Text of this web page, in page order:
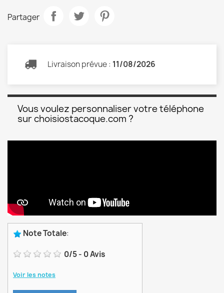
Partager
Livraison prévue : 11/08/2026
Vous voulez personnaliser votre téléphone
sur choisiostacoque.com ?
Note Totale:
0/5- 0Avis
Voir les notes